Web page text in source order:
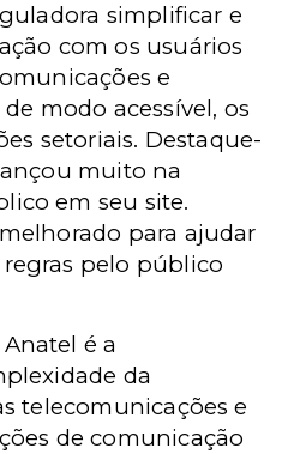
simplificar e
com os usuários
e
modo acessível, os
setoriais. Destaque-
muito na
em seu site.
para ajudar
pelo público
é a
da
telecomunicações e
de comunicação